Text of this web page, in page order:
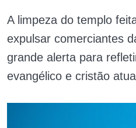
A limpeza do templo
expulsar comerciantes
grande alerta para
evangélico e cristão